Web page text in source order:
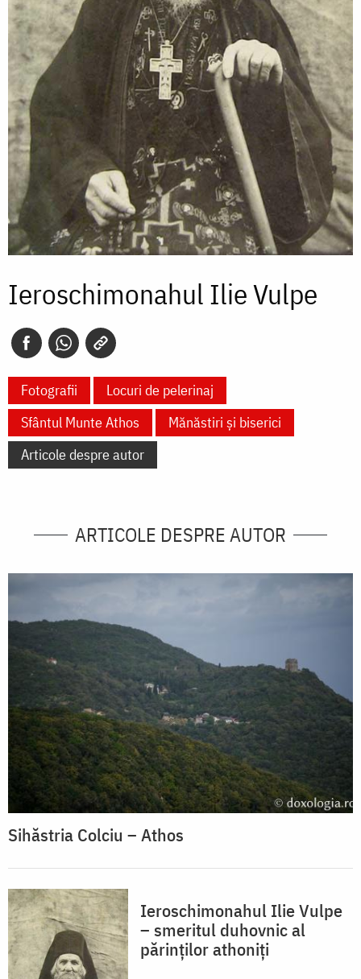
Ieroschimonahul Ilie Vulpe
Fotografii
Locuri de pelerinaj
Sfântul Munte Athos
Mănăstiri și biserici
Articole despre autor
ARTICOLE DESPRE AUTOR
Sihăstria Colciu – Athos
Ieroschimonahul Ilie Vulpe
– smeritul duhovnic al
părinților athoniți